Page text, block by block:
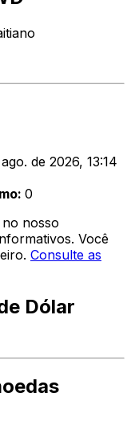
de 2026, 13:14
: 0
nosso
Você
Consulte as
Dólar